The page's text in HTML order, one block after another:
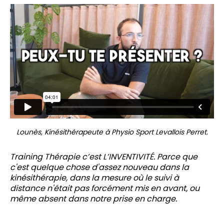
Lounès, Kinésithérapeute à Physio Sport Levallois Perret.
Training Thérapie c’est L’INVENTIVITÉ. Parce que
c'est quelque chose d'assez nouveau dans la
kinésithérapie, dans la mesure où le suivi à
distance n'était pas forcément mis en avant, ou
même absent dans notre prise en charge.